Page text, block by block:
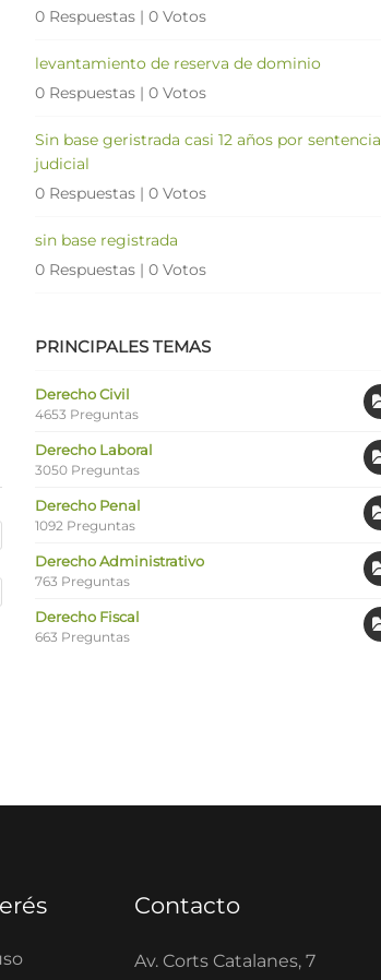
0 Respuestas | 0 Votos
levantamiento de reserva de dominio
0 Respuestas | 0 Votos
Sin base geristrada casi 12 años por sentencia
judicial
0 Respuestas | 0 Votos
sin base registrada
0 Respuestas | 0 Votos
PRINCIPALES TEMAS
Derecho Civil
4653 Preguntas
Derecho Laboral
3050 Preguntas
Derecho Penal
1092 Preguntas
Derecho Administrativo
763 Preguntas
Derecho Fiscal
663 Preguntas
Contacto
Av. Corts Catalanes, 7